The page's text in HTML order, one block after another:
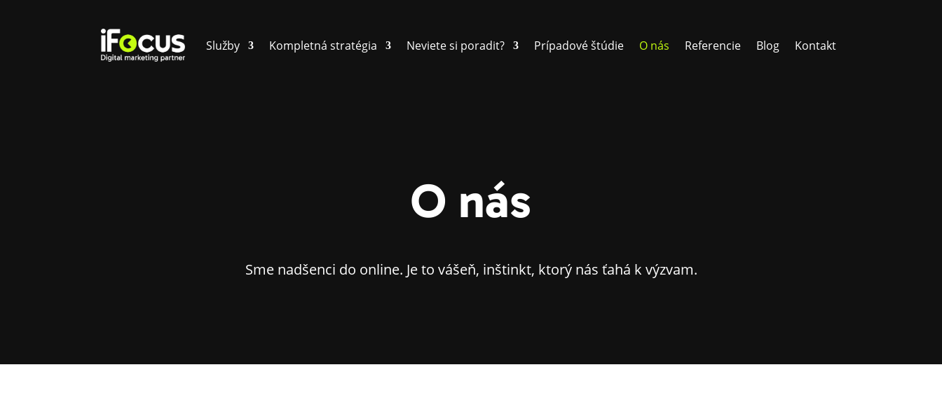
Služby Kompletná stratégia Neviete si poradit? Prípadové štúdie O nás Referencie Blog Kontakt
O nás
Sme nadšenci do online. Je to vášeň, inštinkt, ktorý nás ťahá k výzvam.